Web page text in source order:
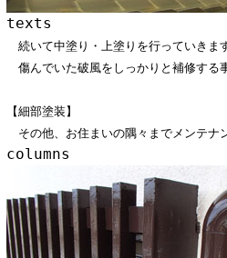
texts
続いて中塗り・上塗りを行っていきます
傷んでいた破風をしっかりと補修する
【細部塗装】
その他、お住まいの隅々までメンテナ
columns